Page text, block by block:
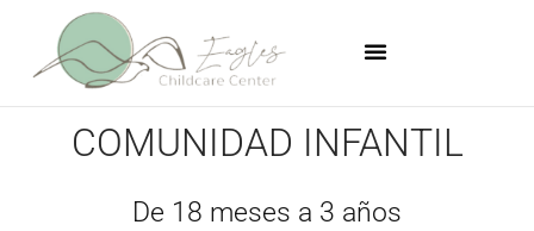
contenido
COMUNIDAD INFANTIL
De 18 meses a 3 años